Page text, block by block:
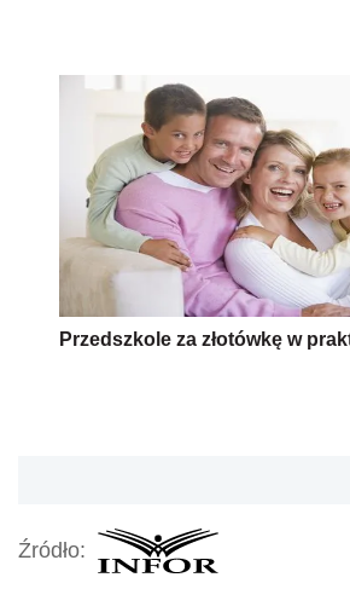
Przedszkole za złotówkę w
Źródło: